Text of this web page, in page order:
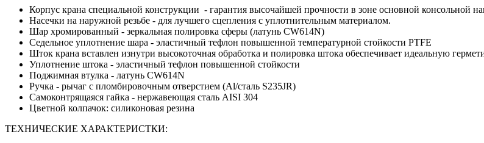
Корпус крана специальной конструкции - гарантия высочайшей прочности в зоне основной консольной
Насечки на наружной резьбе - для лучшего сцепления с уплотнительным материалом.
Шар хромированный - зеркальная полировка сферы (латунь CW614N)
Седельное уплотнение шара - эластичный тефлон повышенной температурной стойкости PTFE
Шток крана вставлен изнутри высокоточная обработка и полировка штока обеспечивает идеальную
Уплотнение штока - эластичный тефлон повышенной стойкости
Поджимная втулка - латунь CW614N
Ручка - рычаг с пломбировочным отверстием (Al/сталь S235JR)
Самоконтрящаяся гайка - нержавеющая сталь AISI 304
Цветной колпачок: силиконовая резина
ТЕХНИЧЕСКИЕ ХАРАКТЕРИСТКИ: